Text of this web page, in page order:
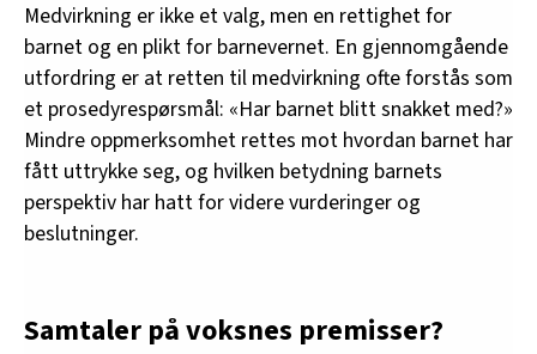
Medvirkning er ikke et valg, men en rettighet for
barnet og en plikt for barnevernet. En gjennomgående
utfordring er at retten til medvirkning ofte forstås som
et prosedyrespørsmål: «Har barnet blitt snakket med?»
Mindre oppmerksomhet rettes mot hvordan barnet har
fått uttrykke seg, og hvilken betydning barnets
perspektiv har hatt for videre vurderinger og
beslutninger.
Samtaler på voksnes premisser?